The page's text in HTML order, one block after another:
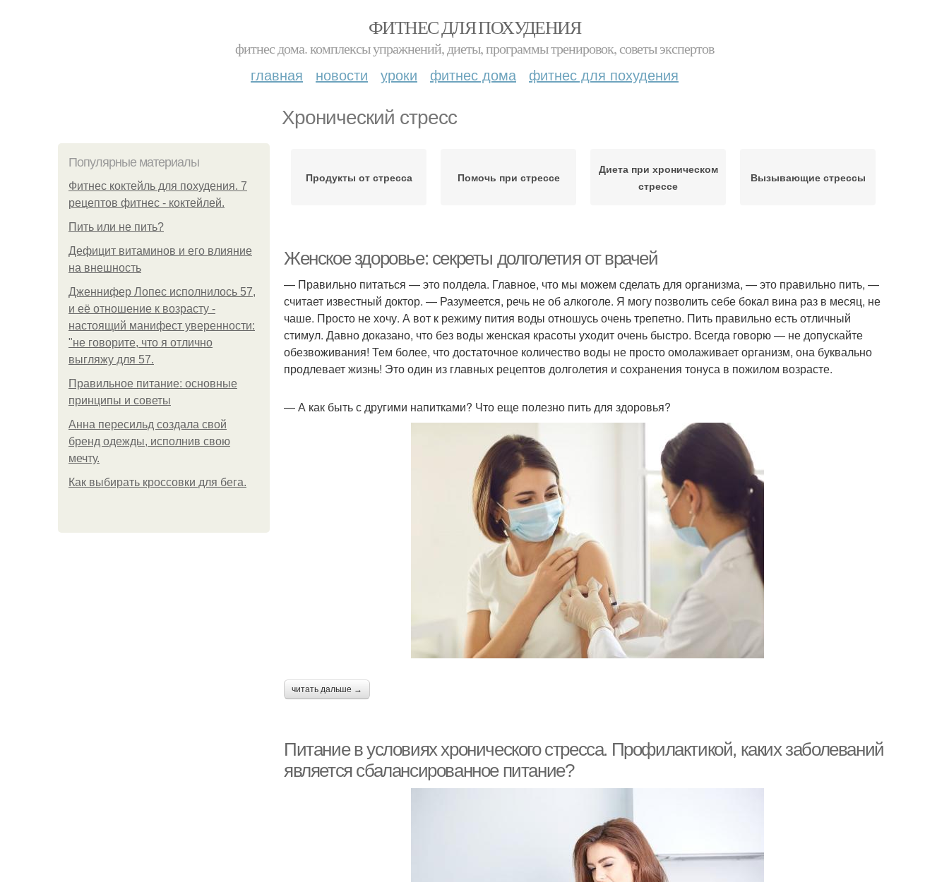
ФИТНЕС ДЛЯ ПОХУДЕНИЯ
фитнес дома. комплексы упражнений, диеты, программы тренировок, советы экспертов
главная новости уроки фитнес дома фитнес для похудения
Хронический стресс
Популярные материалы
Фитнес коктейль для похудения. 7
рецептов фитнес - коктейлей.
Пить или не пить?
Дефицит витаминов и его влияние
на внешность
Дженнифер Лопес исполнилось 57,
и её отношение к возрасту -
настоящий манифест уверенности:
"не говорите, что я отлично
выгляжу для 57.
Правильное питание: основные
принципы и советы
Анна пересильд создала свой
бренд одежды, исполнив свою
мечту.
Как выбирать кроссовки для бега.
Продукты от стресса Помочь при стрессе
Диета при хроническом
стрессе
Вызывающие стрессы
Женское здоровье: секреты долголетия от врачей
— Правильно питаться — это полдела. Главное, что мы можем сделать для организма, — это правильно пить, —
считает известный доктор. — Разумеется, речь не об алкоголе. Я могу позволить себе бокал вина раз в месяц, не
чаше. Просто не хочу. А вот к режиму пития воды отношусь очень трепетно. Пить правильно есть отличный
стимул. Давно доказано, что без воды женская красоты уходит очень быстро. Всегда говорю — не допускайте
обезвоживания! Тем более, что достаточное количество воды не просто омолаживает организм, она буквально
продлевает жизнь! Это один из главных рецептов долголетия и сохранения тонуса в пожилом возрасте.
— А как быть с другими напитками? Что еще полезно пить для здоровья?
читать дальше →
Питание в условиях хронического стресса. Профилактикой, каких заболеваний
является сбалансированное питание?